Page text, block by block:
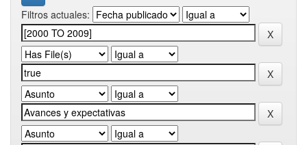
Filtros actuales: